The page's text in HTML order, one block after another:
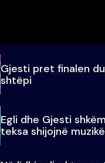
Gjesti pret finalen
shtëpi
Egli dhe Gjesti
teksa shijojnë